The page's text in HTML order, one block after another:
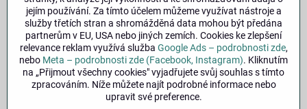
Právo na odstoupení – 14denní vrácení
Postup a podmínky odstoupení od nákupu.
Impresum
Údaje o provozovateli a právní informace.
Bezpečnost
jejím používání. Za tímto účelem můžeme využívat nástroje a
služby třetích stran a shromážděná data mohou být předána
partnerům v EU, USA nebo jiných zemích. Cookies ke zlepšení
relevance reklam využívá služba Google Ads – podrobnosti zde,
nebo Meta – podrobnosti zde (Facebook, Instagram). Kliknutím
na „Přijmout všechny cookies" vyjadřujete svůj souhlas s tímto
zpracováním. Níže můžete najít podrobné informace nebo
upravit své preference.